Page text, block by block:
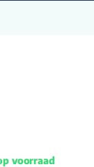
voorraad